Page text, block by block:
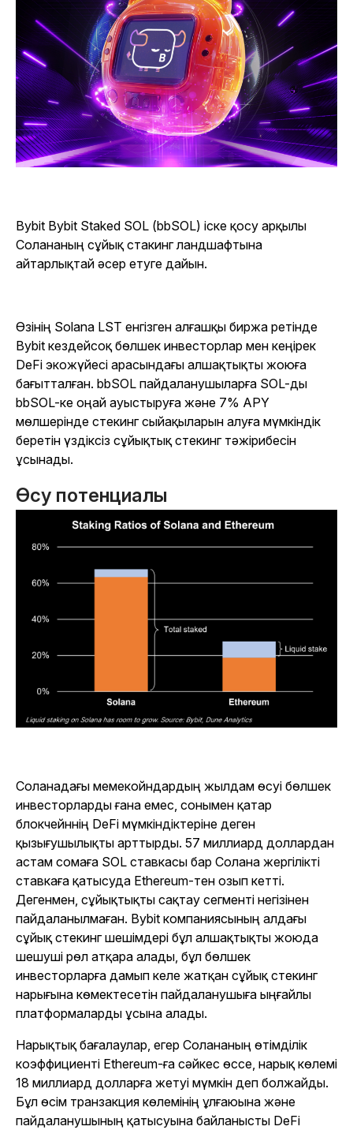
Bybit Bybit Staked SOL (bbSOL) іске қосу арқылы
Солананың сұйық стакинг ландшафтына
айтарлықтай әсер етуге дайын.
Өзінің Solana LST енгізген алғашқы биржа ретінде
Bybit кездейсоқ бөлшек инвесторлар мен кеңірек
DeFi экожүйесі арасындағы алшақтықты жоюға
бағытталған. bbSOL пайдаланушыларға SOL-ды
bbSOL-ке оңай ауыстыруға және 7% APY
мөлшерінде стекинг сыйақыларын алуға мүмкіндік
беретін үздіксіз сұйықтық стекинг тәжірибесін
ұсынады.
Өсу потенциалы
Соланадағы мемекойндардың жылдам өсуі бөлшек
инвесторларды ғана емес, сонымен қатар
блокчейннің DeFi мүмкіндіктеріне деген
қызығушылықты арттырды. 57 миллиард доллардан
астам сомаға SOL ставкасы бар Солана жергілікті
ставкаға қатысуда Ethereum-тен озып кетті.
Дегенмен, сұйықтықты сақтау сегменті негізінен
пайдаланылмаған. Bybit компаниясының алдағы
сұйық стекинг шешімдері бұл алшақтықты жоюда
шешуші рөл атқара алады, бұл бөлшек
инвесторларға дамып келе жатқан сұйық стекинг
нарығына көмектесетін пайдаланушыға ыңғайлы
платформаларды ұсына алады.
Нарықтық бағалаулар, егер Солананың өтімділік
коэффициенті Ethereum-ға сәйкес өссе, нарық көлемі
18 миллиард долларға жетуі мүмкін деп болжайды.
Бұл өсім транзакция көлемінің ұлғаюына және
пайдаланушының қатысуына байланысты DeFi